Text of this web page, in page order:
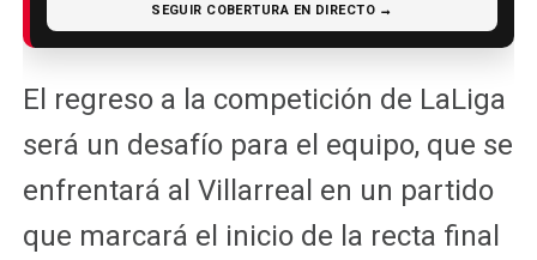
SEGUIR COBERTURA EN DIRECTO →
El regreso a la competición de LaLiga
será un desafío para el equipo, que se
enfrentará al Villarreal en un partido
que marcará el inicio de la recta final